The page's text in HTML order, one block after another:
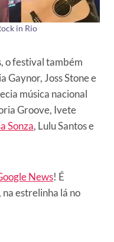
in Rio
o festival também
Gaynor, Joss Stone e
música nacional
Groove, Ivete
Sonza, Lulu Santos e
News! É
na estrelinha lá no